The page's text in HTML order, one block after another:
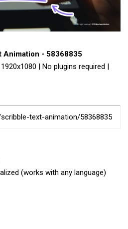
Animation - 58368835
| No plugins required |
text-animation/58368835
(works with any language)